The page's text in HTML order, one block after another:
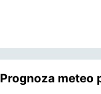
Prognoza meteo